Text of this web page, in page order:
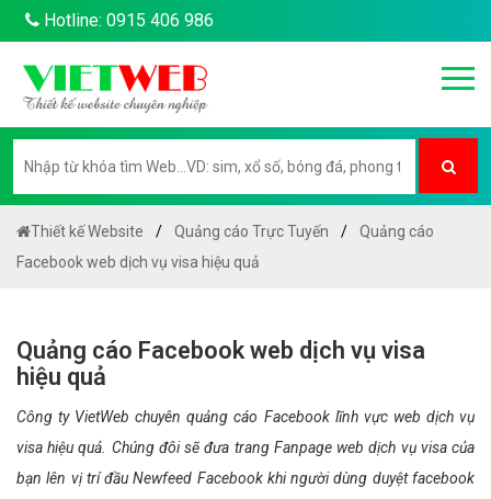
Hotline: 0915 406 986
Thiết kế Website Quảng cáo Trực Tuyến
Quảng cáo
Facebook web dịch vụ visa hiệu quả
Quảng cáo Facebook web dịch vụ visa
hiệu quả
Công ty VietWeb chuyên quảng cáo Facebook lĩnh vực web dịch vụ
visa hiệu quả. Chúng đôi sẽ đưa trang Fanpage web dịch vụ visa của
bạn lên vị trí đầu Newfeed Facebook khi người dùng duyệt facebook